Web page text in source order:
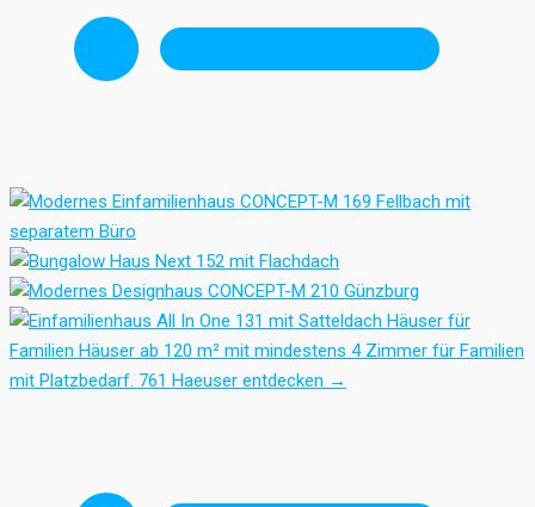
Häuser für
Familien Häuser ab 120 m² mit mindestens 4 Zimmer für Familien
mit Platzbedarf. 761 Haeuser entdecken →